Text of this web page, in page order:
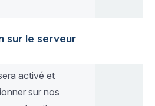
sur le serveur
activé et
sur nos